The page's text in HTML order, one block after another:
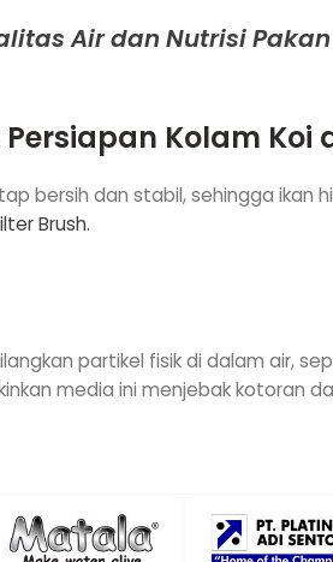
Air dan Nutrisi
Kolam Koi
bersih dan stabil, sehingga
Brush.
partikel fisik di dalam air,
media ini menjebak kotoran